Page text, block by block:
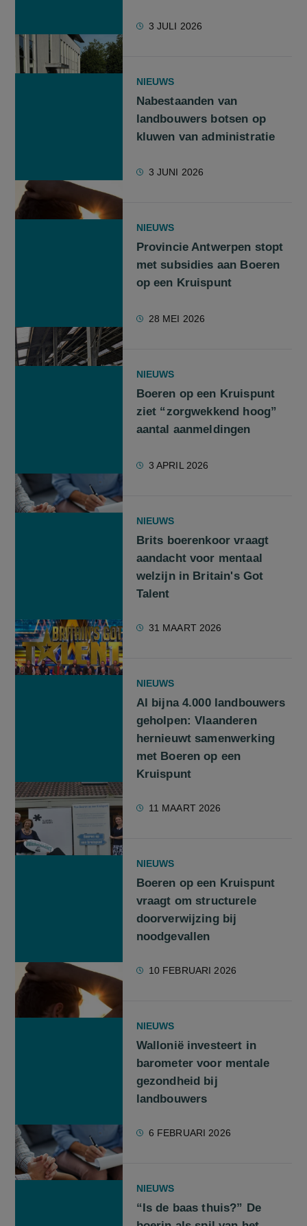
3 JULI 2026
NIEUWS
Nabestaanden van
landbouwers botsen op
kluwen van administratie
3 JUNI 2026
NIEUWS
Provincie Antwerpen stopt
met subsidies aan Boeren
op een Kruispunt
28 MEI 2026
NIEUWS
Boeren op een Kruispunt
ziet “zorgwekkend hoog”
aantal aanmeldingen
3 APRIL 2026
NIEUWS
Brits boerenkoor vraagt
aandacht voor mentaal
welzijn in Britain's Got
Talent
31 MAART 2026
NIEUWS
Al bijna 4.000 landbouwers
geholpen: Vlaanderen
hernieuwt samenwerking
met Boeren op een
Kruispunt
11 MAART 2026
NIEUWS
Boeren op een Kruispunt
vraagt om structurele
doorverwijzing bij
noodgevallen
10 FEBRUARI 2026
NIEUWS
Wallonië investeert in
barometer voor mentale
gezondheid bij
landbouwers
6 FEBRUARI 2026
NIEUWS
“Is de baas thuis?” De